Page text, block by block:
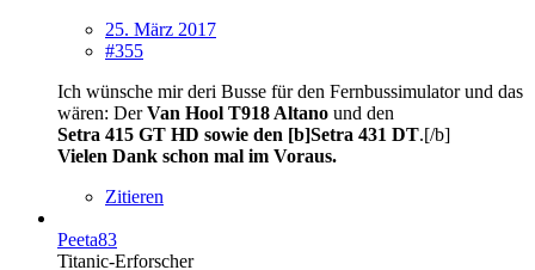
25. März 2017
#355
Ich wünsche mir deri Busse für den Fernbussimulator und das
wären: DerVan Hool T918 Altano und den
Setra 415 GT HD sowie den [b]Setra 431 DT.[/b]
Vielen Dank schon mal im Voraus.
Zitieren
Peeta83
Titanic-Erforscher